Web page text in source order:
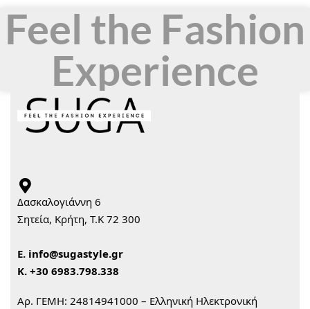
Feel the Fashion
Experience
Δασκαλογιάννη 6
Σητεία, Κρήτη, Τ.Κ 72 300
Ε. info@sugastyle.gr
Κ. +30 6983.798.338
Αρ. ΓΕΜΗ: 24814941000 – Ελληνική Ηλεκτρονική